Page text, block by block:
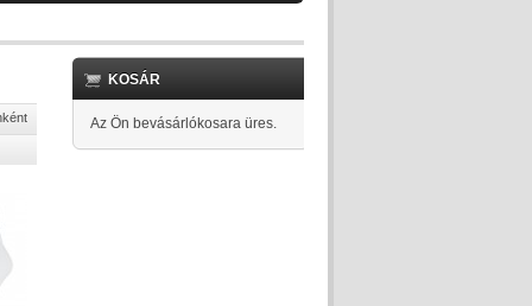
KOSÁR
Az Ön bevásárlókosara üres.